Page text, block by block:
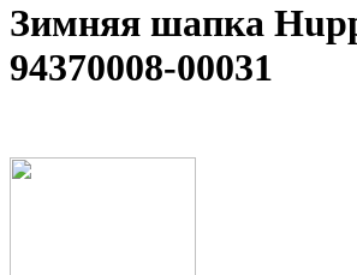
Зимняя шапка
94370008-00031